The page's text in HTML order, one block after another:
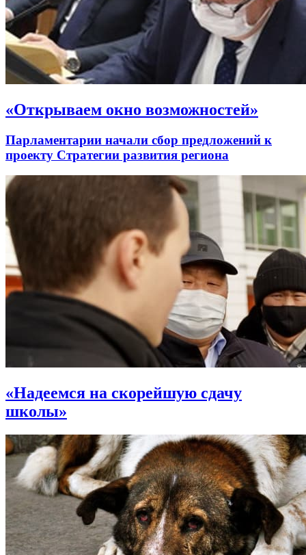
«Открываем окно возможностей»
Парламентарии начали сбор предложений к
проекту Стратегии развития региона
«Надеемся на скорейшую сдачу
школы»